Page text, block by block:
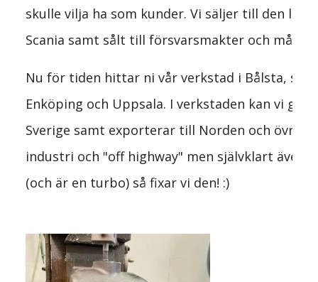
skulle vilja ha som kunder. Vi säljer till den
Scania samt sålt till försvarsmakter och
Nu för tiden hittar ni vår verkstad i Bålsta,
Enköping och Uppsala. I verkstaden kan vi
Sverige samt exporterar till Norden och
industri och "off highway" men självklart
(och är en turbo) så fixar vi den! :)